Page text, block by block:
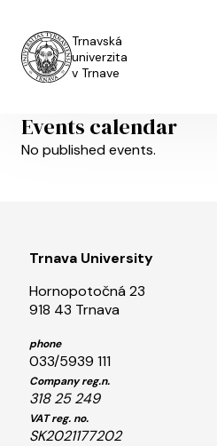
Trnavská
univerzita
v Trnave
Events calendar
No published events.
Trnava University
Hornopotočná 23
918 43 Trnava
phone
033/5939 111
Company reg.n.
318 25 249
VAT reg. no.
SK2021177202